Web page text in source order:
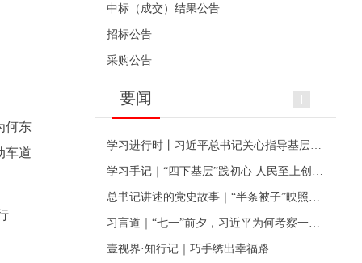
何东
车道
中标（成交）结果公告
招标公告
采购公告
要闻
壹视界·知行记｜巧手绣出幸福路